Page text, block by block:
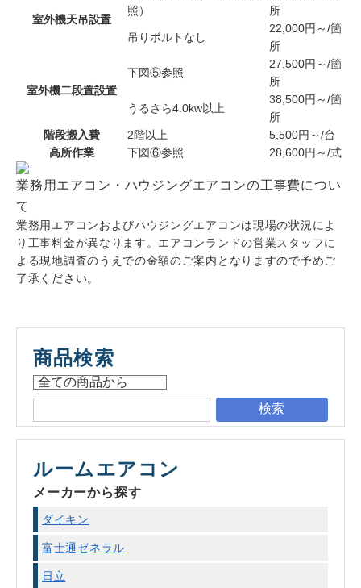
室外機天吊設置
照）
所
吊りボルトなし
22,000円～/箇
所
室外機二段置設置
下図⑤参照
27,500円～/箇
所
うるさら4.0kw以上
38,500円～/箇
所
階段搬入費
2階以上
5,500円～/台
高所作業
下図⑥参照 28,600円～/式
業務用エアコン・ハウジングエアコンの工事費につい
て
業務用エアコンおよびハウジングエアコンは現場の状況によ
り工事料金が異なります。エアコンランドの営業スタッフに
よる現地調査のうえでの金額のご案内となりますので予めご
了承ください。
商品検索
検索
ルームエアコン
メーカーから探す
ダイキン
富士通ゼネラル
日立